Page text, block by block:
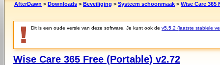
AfterDawn > Downloads > Beveiliging > Systeem schoonmaak > Wise Care 365
Dit is een oude versie van deze software. Je kunt ook de v5.5.2 (laatste stabiele
Wise Care 365 Free (Portable) v2.72